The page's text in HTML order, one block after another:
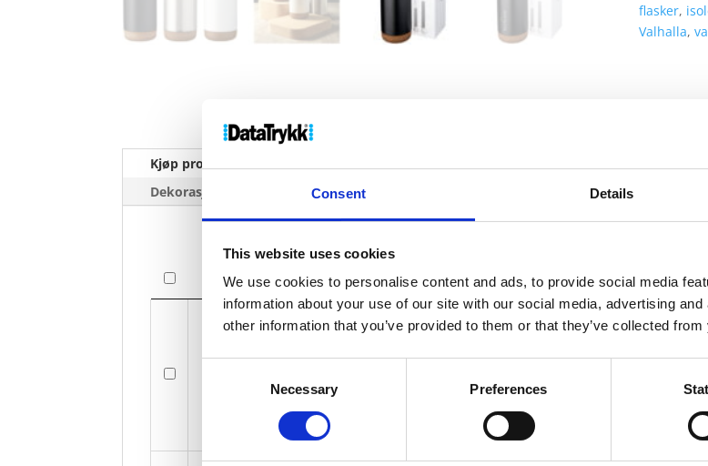
Consent Details
This website uses cookies
We use cookies to personalise content and ads, to provide social media
information about your use of our site with our social media, advertising
other information that you’ve provided to them or that they’ve collected
Necessary Preferences
flasker,
Valhalla,
Kjøp produkt uten print
Dekorasjonpriser
Bilde Navn
Bilde
Navn
Valhalla 600 ml vakuumisolert sportsflaske med
Solid svart